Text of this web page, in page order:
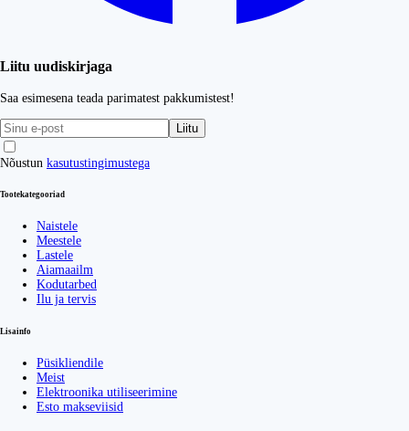
Liitu uudiskirjaga
Saa esimesena teada parimatest pakkumistest!
Liitu
Nõustun kasutustingimustega
Tootekategooriad
Naistele
Meestele
Lastele
Aiamaailm
Kodutarbed
Ilu ja tervis
Lisainfo
Püsikliendile
Meist
Elektroonika utiliseerimine
Esto makseviisid